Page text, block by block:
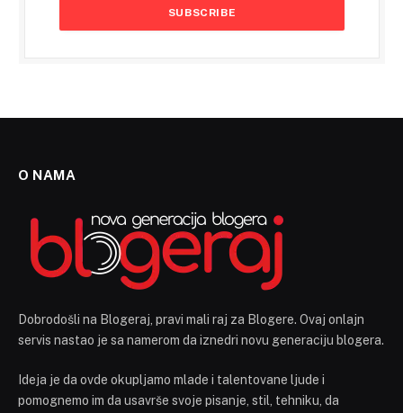
O NAMA
Dobrodošli na Blogeraj, pravi mali raj za Blogere. Ovaj onlajn
servis nastao je sa namerom da iznedri novu generaciju blogera.
Ideja je da ovde okupljamo mlade i talentovane ljude i
pomognemo im da usavrše svoje pisanje, stil, tehniku, da